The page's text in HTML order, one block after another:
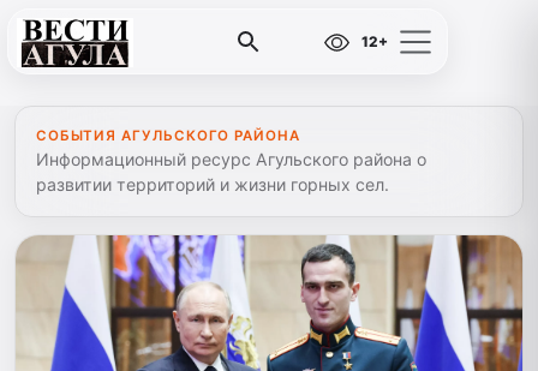
12+
СОБЫТИЯ АГУЛЬСКОГО РАЙОНА
Информационный ресурс Агульского района о
развитии территорий и жизни горных сел.